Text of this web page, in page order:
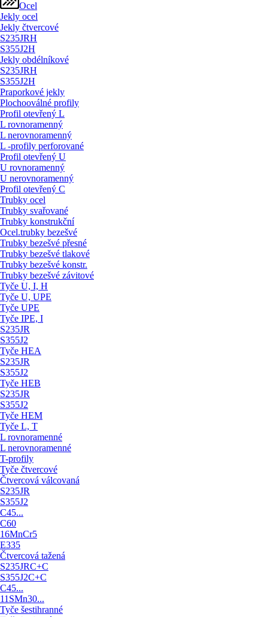
Ocel
Jekly ocel
Jekly čtvercové
S235JRH
S355J2H
Jekly obdélníkové
S235JRH
S355J2H
Praporkové jekly
Plochooválné profily
Profil otevřený L
L rovnoramenný
L nerovnoramenný
L -profily perforované
Profil otevřený U
U rovnoramenný
U nerovnoramenný
Profil otevřený C
Trubky ocel
Trubky svařované
Trubky konstrukční
Ocel.trubky bezešvé
Trubky bezešvé přesné
Trubky bezešvé tlakové
Trubky bezešvé konstr.
Trubky bezešvé závitové
Tyče U, I, H
Tyče U, UPE
Tyče UPE
Tyče IPE, I
S235JR
S355J2
Tyče HEA
S235JR
S355J2
Tyče HEB
S235JR
S355J2
Tyče HEM
Tyče L, T
L rovnoramenné
L nerovnoramenné
T-profily
Tyče čtvercové
Čtvercová válcovaná
S235JR
S355J2
C45...
C60
16MnCr5
E335
Čtvercová tažená
S235JRC+C
S355J2C+C
C45...
11SMn30...
Tyče šestihranné